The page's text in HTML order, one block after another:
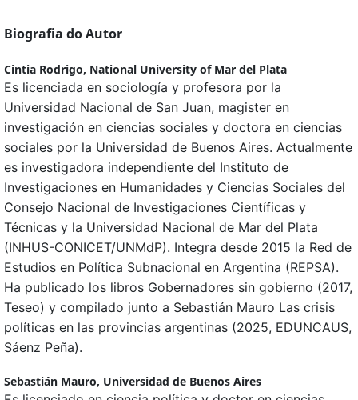
Biografia do Autor
Cintia Rodrigo, National University of Mar del Plata
Es licenciada en sociología y profesora por la
Universidad Nacional de San Juan, magister en
investigación en ciencias sociales y doctora en ciencias
sociales por la Universidad de Buenos Aires. Actualmente
es investigadora independiente del Instituto de
Investigaciones en Humanidades y Ciencias Sociales del
Consejo Nacional de Investigaciones Científicas y
Técnicas y la Universidad Nacional de Mar del Plata
(INHUS-CONICET/UNMdP). Integra desde 2015 la Red de
Estudios en Política Subnacional en Argentina (REPSA).
Ha publicado los libros Gobernadores sin gobierno (2017,
Teseo) y compilado junto a Sebastián Mauro Las crisis
políticas en las provincias argentinas (2025, EDUNCAUS,
Sáenz Peña).
Sebastián Mauro, Universidad de Buenos Aires